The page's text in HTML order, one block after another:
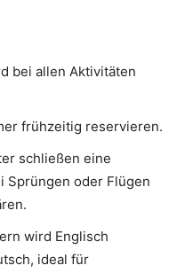
bei allen Aktivitäten
frühzeitig reservieren.
schließen eine
Sprüngen oder Flügen
wird Englisch
ideal für